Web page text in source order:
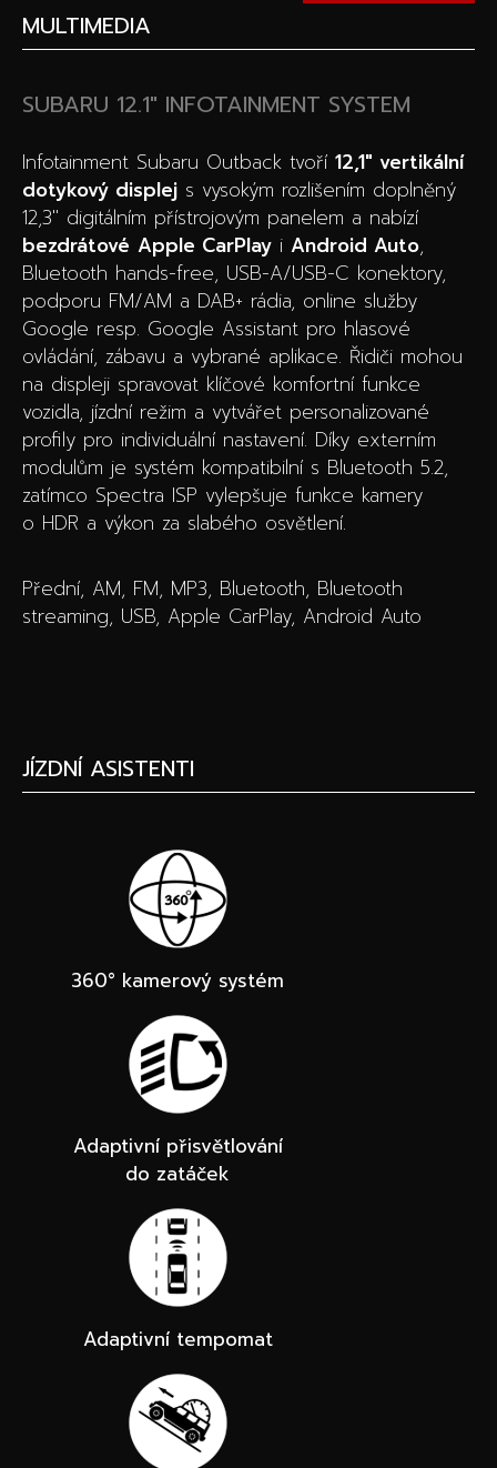
MULTIMEDIA
SUBARU 12.1″ INFOTAINMENT SYSTEM
Infotainment Subaru Outback tvoří 12,1″ vertikální
dotykový displej s vysokým rozlišením doplněný
12,3″ digitálním přístrojovým panelem a nabízí
bezdrátové Apple CarPlay i Android Auto,
Bluetooth hands-free, USB-A/USB-C konektory,
podporu FM/AM a DAB+ rádia, online služby
Google resp. Google Assistant pro hlasové
ovládání, zábavu a vybrané aplikace. Řidiči mohou
na displeji spravovat klíčové komfortní funkce
vozidla, jízdní režim a vytvářet personalizované
profily pro individuální nastavení. Díky externím
modulům je systém kompatibilní s Bluetooth 5.2,
zatímco Spectra ISP vylepšuje funkce kamery
o HDR a výkon za slabého osvětlení.
Přední, AM, FM, MP3, Bluetooth, Bluetooth
streaming, USB, Apple CarPlay, Android Auto
JÍZDNÍ ASISTENTI
360° kamerový systém
Adaptivní přisvětlování
do zatáček
Adaptivní tempomat